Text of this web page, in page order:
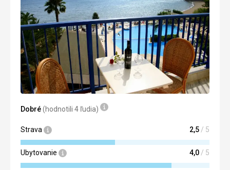
Dobré(hodnotili 4 ľudia)
Strava 2,5 / 5
Ubytovanie 4,0 / 5